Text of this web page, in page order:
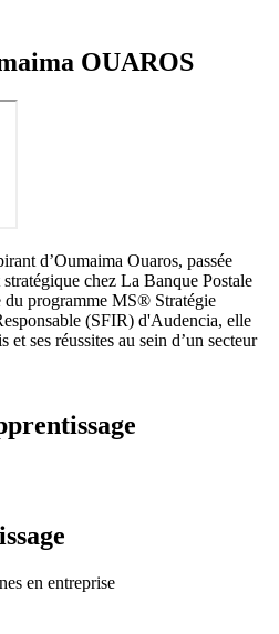
OUAROS
d’Oumaima Ouaros, passée
chez La Banque Postale
programme MS® Stratégie
(SFIR) d'Audencia, elle
ses réussites au sein d’un secteur
en entreprise